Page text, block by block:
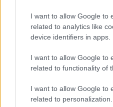
I want to allow Google to
related to analytics like
device identifiers in apps.
I want to allow Google to
related to functionality of
I want to allow Google to
related to personalization.